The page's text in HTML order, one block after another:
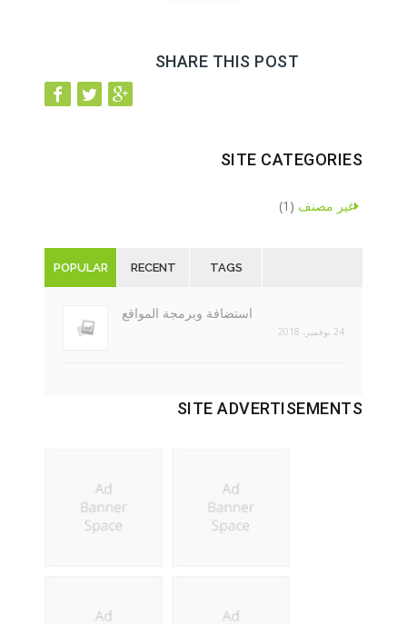
SHARE THIS POST
SITE CATEGORIES
غير مصنف (1)
POPULAR RECENT TAGS
استضافة وبرمجة المواقع
24 نوفمبر، 2018
SITE ADVERTISEMENTS